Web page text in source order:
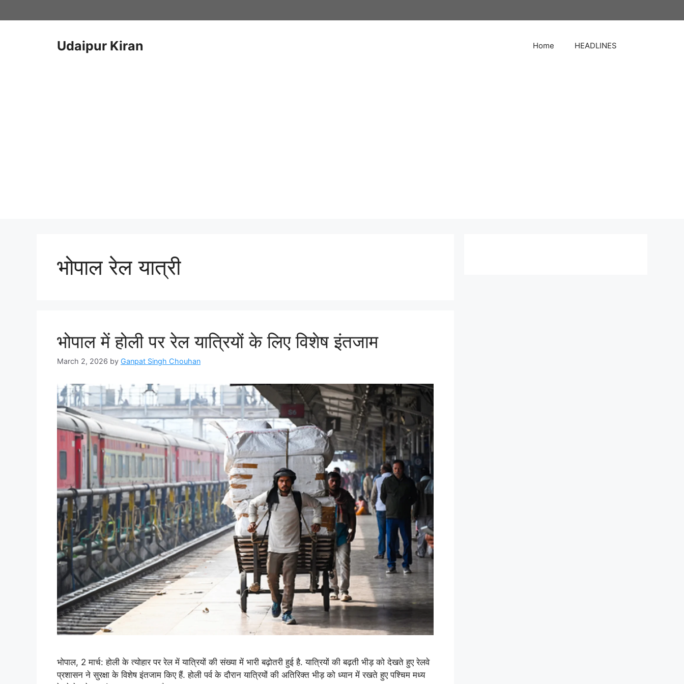
to
Udaipur Kiran Home HEADLINES
भोपाल रेल यात्री
भोपाल में होली पर रेल यात्रियों के लिए विशेष इंतजाम
March 2, 2026 by Ganpat Singh Chouhan
भोपाल, 2 मार्च: होली के त्योहार पर रेल में यात्रियों की संख्या में भारी बढ़ोतरी हुई है. यात्रियों की बढ़ती भीड़ को देखते हुए रेलवे
प्रशासन ने सुरक्षा के विशेष इंतजाम किए हैं. होली पर्व के दौरान यात्रियों की अतिरिक्त भीड़ को ध्यान में रखते हुए पश्चिम मध्य